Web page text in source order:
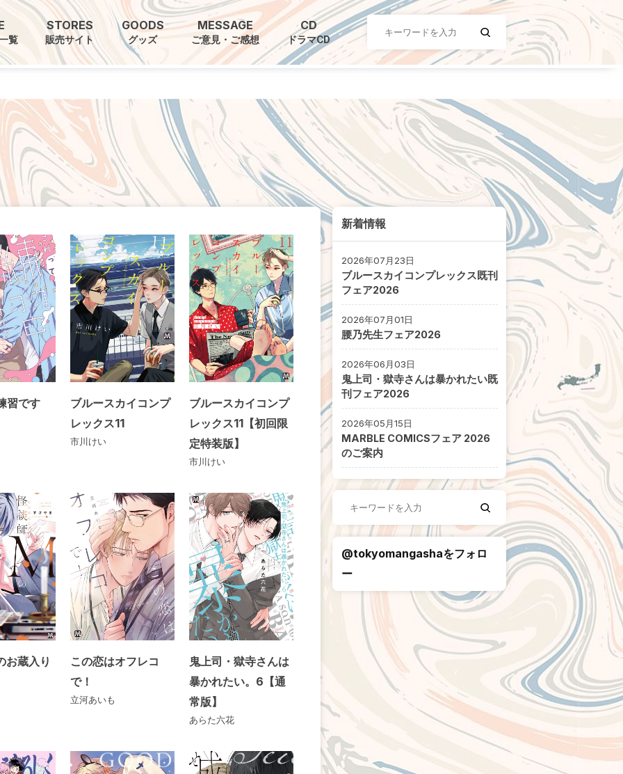
覧
STORES
販売サイト
GOODS
グッズ
MESSAGE
ご意見・ご感想
CD
ドラマCD
習です
ブルースカイコンプ
レックス11
市川けい
ブルースカイコンプ
レックス11【初回限
定特装版】
市川けい
お蔵入り
この恋はオフレコ
で！
立河あいも
鬼上司・獄寺さんは
暴かれたい。6【通
常版】
あらた六花
新着情報
2026年07月23日
ブルースカイコンプレックス既刊
フェア2026
2026年07月01日
腰乃先生フェア2026
2026年06月03日
鬼上司・獄寺さんは暴かれたい既
刊フェア2026
2026年05月15日
MARBLE COMICSフェア 2026
のご案内
@tokyomangashaをフォロ
ー